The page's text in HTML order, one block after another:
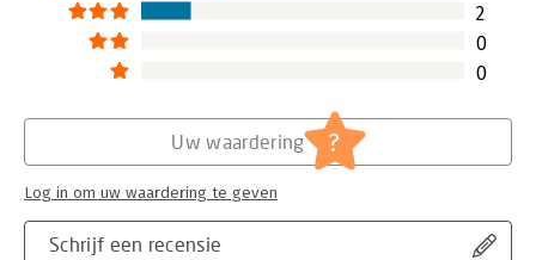
2
0
0
Schrijf een recensie
Uw waardering ?
Log in om uw waardering te geven